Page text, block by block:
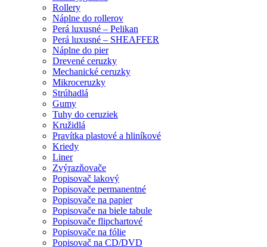
Rollery
Náplne do rollerov
Perá luxusné – Pelikan
Perá luxusné – SHEAFFER
Náplne do pier
Drevené ceruzky
Mechanické ceruzky
Mikroceruzky
Strúhadlá
Gumy
Tuhy do ceruziek
Kružidlá
Pravítka plastové a hliníkové
Kriedy
Liner
Zvýrazňovače
Popisovač lakový
Popisovače permanentné
Popisovače na papier
Popisovače na biele tabule
Popisovače flipchartové
Popisovače na fólie
Popisovač na CD/DVD